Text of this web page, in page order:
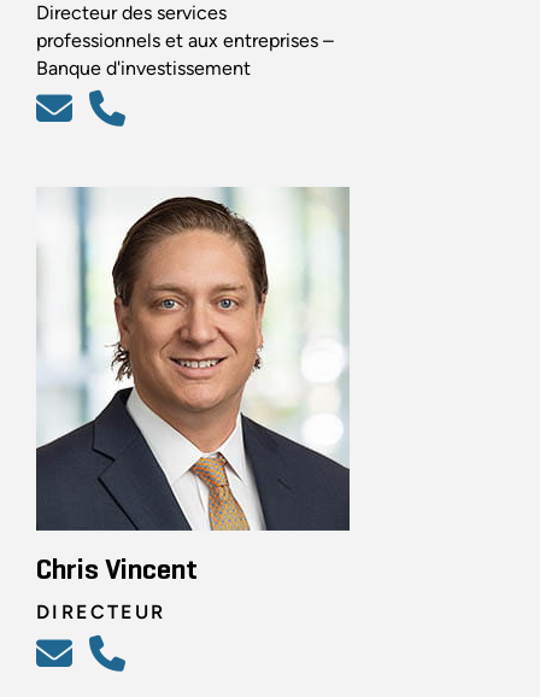
Directeur des services
professionnels et aux entreprises –
Banque d'investissement
Chris Vincent
DIRECTEUR